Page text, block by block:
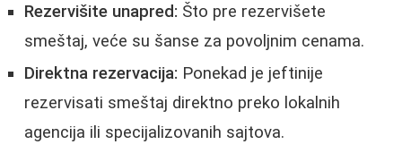
Rezervišite unapred: Što pre rezervišete
smeštaj, veće su šanse za povoljnim cenama.
Direktna rezervacija: Ponekad je jeftinije
rezervisati smeštaj direktno preko lokalnih
agencija ili specijalizovanih sajtova.